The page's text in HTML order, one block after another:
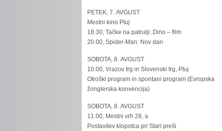
PETEK, 7. AVGUST
Mestni kino Ptuj
18.30, Tačke na patrulji: Dino – film
20.00, Spider-Man: Nov dan
SOBOTA, 8. AVGUST
10.00, Vrazov trg in Slovenski trg, Ptuj
Otroški program in spontani program (Evropska
žonglerska konvencija)
SOBOTA, 8. AVGUST
11.00, Mestni vrh 28, a
Postavitev klopotca pri Stari preši